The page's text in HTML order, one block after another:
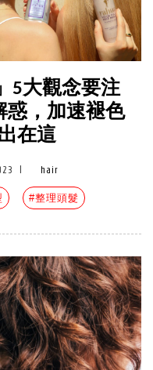
5大觀念要注
惑，加速褪色
在這
hair
#整理頭髮